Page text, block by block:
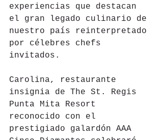
experiencias que destacan
el gran legado culinario de
nuestro país reinterpretado
por célebres chefs
invitados.
Carolina, restaurante
insignia de The St. Regis
Punta Mita Resort
reconocido con el
prestigiado galardón AAA